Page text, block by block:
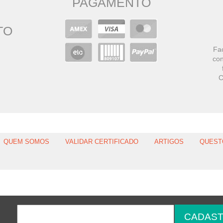
QUEM SOMOS VALIDAR CERTIFICADO ARTIGOS